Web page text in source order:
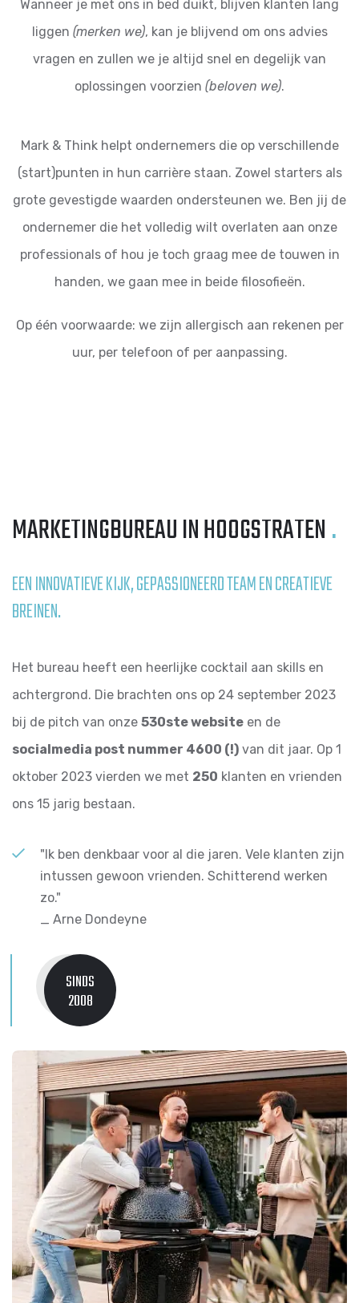
Wanneer je met ons in bed duikt, blijven klanten lang
liggen (merken we), kan je blijvend om ons advies
vragen en zullen we je altijd snel en degelijk van
oplossingen voorzien (beloven we).
Mark & Think helpt ondernemers die op verschillende
(start)punten in hun carrière staan. Zowel starters als
grote gevestigde waarden ondersteunen we. Ben jij de
ondernemer die het volledig wilt overlaten aan onze
professionals of hou je toch graag mee de touwen in
handen, we gaan mee in beide filosofieën.
Op één voorwaarde: we zijn allergisch aan rekenen per
uur, per telefoon of per aanpassing.
MARKETINGBUREAU IN HOOGSTRATEN.
EEN INNOVATIEVE KIJK, GEPASSIONEERD TEAM EN CREATIEVE
BREINEN.
Het bureau heeft een heerlijke cocktail aan skills en
achtergrond. Die brachten ons op 24 september 2023
bij de pitch van onze 530ste website en de
socialmedia post nummer 4600 (!) van dit jaar. Op 1
oktober 2023 vierden we met 250 klanten en vrienden
ons 15 jarig bestaan.
"Ik ben denkbaar voor al die jaren. Vele klanten zijn
intussen gewoon vrienden. Schitterend werken
zo."
_ Arne Dondeyne
SINDS
2008